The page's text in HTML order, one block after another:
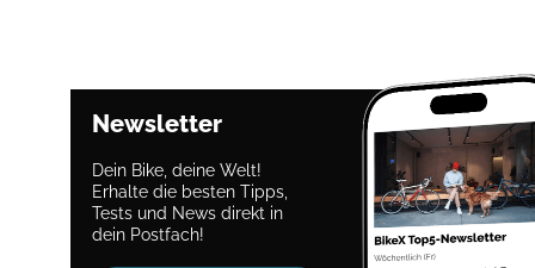
Newsletter
Dein Bike, deine Welt!
Erhalte die besten Tipps,
Tests und News direkt in
dein Postfach!